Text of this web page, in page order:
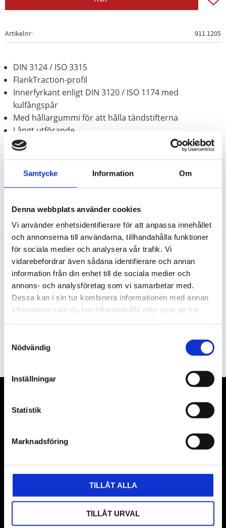
Samtycke Information Om
Denna webbplats använder cookies
Vi använder enhetsidentifierare för att anpassa innehållet
och annonserna till användarna, tillhandahålla funktioner
för sociala medier och analysera vår trafik. Vi
vidarebefordrar även sådana identifierare och annan
information från din enhet till de sociala medier och
annons- och analysföretag som vi samarbetar med.
Dessa kan i sin tur kombinera informationen med annan
information som du har tillhandahållit eller som de har
Nödvändig
Inställningar
Statistik
Marknadsföring
TILLÅT ALLA
TILLÅT URVAL
Artikelnr 911.1205
DIN 3124 / ISO 3315
FlankTraction-profil
Innerfyrkant enligt DIN 3120 / ISO 1174 med
kulfångspår
Med hållargummi för att hålla tändstifterna
Långt utförande
för manuell hantering
Krom vanadium
Nyhetsbrev
PRENUMERERA
Dina personuppgifter behandlas i enlighet med vår integritetspolicy
& däckmaskiner och Master luftmaskiner. Kontakta oss
gärna om vad som helst då vi gör vårt yttersta för att hjälpa
kunden.